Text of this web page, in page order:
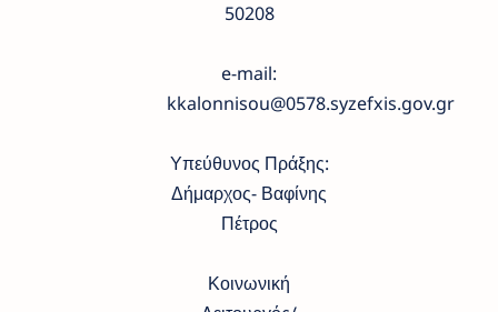
50208
e-mail:
kkalonnisou@0578.syzefxis.gov.gr
Υπεύθυνος Πράξης:
Δήμαρχος- Βαφίνης
Πέτρος
Κοινωνική